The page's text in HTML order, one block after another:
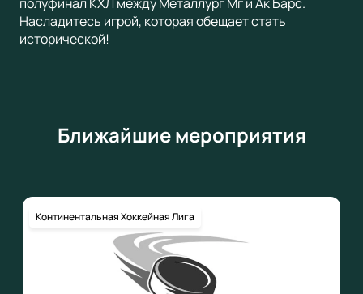
полуфинал КХЛ между Металлург Мг и Ак Барс.
Насладитесь игрой, которая обещает стать
исторической!
Ближайшие мероприятия
Континентальная Хоккейная Лига